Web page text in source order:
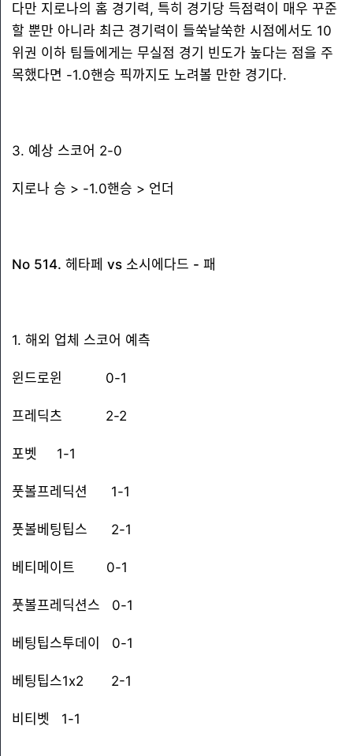
다만 지로나의 홈 경기력, 특히 경기당 득점력이 매우 꾸준
할 뿐만 아니라 최근 경기력이 들쑥날쑥한 시점에서도 10
위권 이하 팀들에게는 무실점 경기 빈도가 높다는 점을 주
목했다면 -1.0핸승 픽까지도 노려볼 만한 경기다.
3. 예상 스코어 2-0
지로나 승 > -1.0핸승 > 언더
No 514. 헤타페 vs 소시에다드 - 패
1. 해외 업체 스코어 예측
윈드로윈 0-1
프레딕츠 2-2
포벳 1-1
풋볼프레딕션 1-1
풋볼베팅팁스 2-1
베티메이트 0-1
풋볼프레딕션스 0-1
베팅팁스투데이 0-1
베팅팁스1x2 2-1
비티벳 1-1